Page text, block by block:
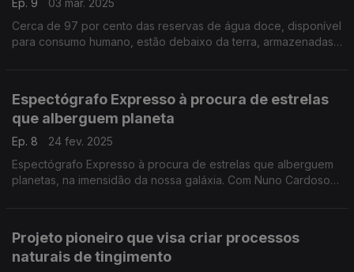
Ep. 9
03 mar. 2025
Cerca de 97 por cento das reservas de água doce, disponível
para consumo humano, estão debaixo da terra, armazenadas
Espectógrafo Expresso à procura de estrelas
que alberguem planeta
Ep. 8
24 fev. 2025
Espectógrafo Expresso à procura de estrelas que alberguem
planetas, na imensidão da nossa galáxia. Com Nuno Cardoso
Projeto pioneiro que visa criar processos
naturais de tingimento